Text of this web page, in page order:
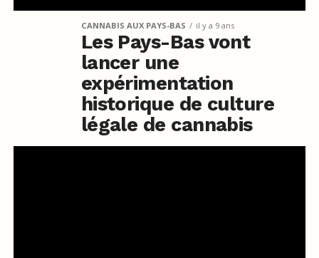
CANNABIS AUX PAYS-BAS il y a 9 ans
Les Pays-Bas vont
lancer une
expérimentation
historique de culture
légale de cannabis